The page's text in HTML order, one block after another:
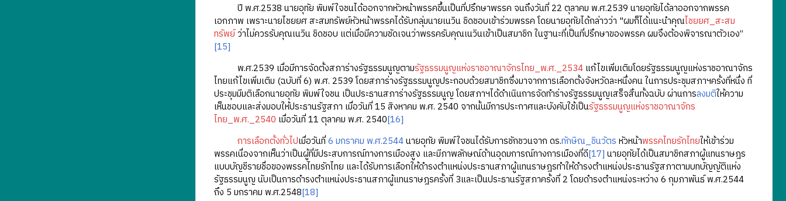
ปี พ.ศ.2538 นายอุทัย พิมพ์ใจชนได้ออกจากหัวหน้าพรรคขึ้นเป็นที่ปรึกษาพรรค จนถึงวันที่ 22 ตุลาคม พ.ศ.2539 นายอุทัยได้ลาออกจากพรรค
เอกภาพ เพราะนายไชยยศ สะสมทรัพย์หัวหน้าพรรคได้รับกลุ่มนายเนวิน ชิดชอบเข้าร่วมพรรค โดยนายอุทัยได้กล่าวว่า "ผมก็ได้แนะนำคุณไชยยศ_สะสม
ทรัพย์ว่าไม่ควรรับคุณเนวิน ชิดชอบ แต่เมื่อมีความชัดเจนว่าพรรครับคุณเนวินเข้าเป็นสมาชิก ในฐานะที่เป็นที่ปรึกษาของพรรค ผมจึงต้องพิจารณาตัวเอง”
[15]
พ.ศ.2539 เมื่อมีการจัดตั้งสภาร่างรัฐธรรมนูญตามรัฐธรรมนูญแห่งราชอาณาจักรไทย_พ.ศ._2534แก้ไขเพิ่มเติมโดยรัฐธรรมนูญแห่งราชอาณาจักร
ไทยแก้ไขเพิ่มเติม (ฉบับที่ 6) พ.ศ. 2539 โดยสภาร่างรัฐธรรมนูญประกอบด้วยสมาชิกซึ่งมาจากการเลือกตั้งจังหวัดละหนึ่งคน ในการประชุมสภาฯครั้งที่หนึ่ง ที่
ประชุมมีมติเลือกนายอุทัย พิมพ์ใจชน เป็นประธานสภาร่างรัฐธรรมนูญ โดยสภาฯได้ดำเนินการจัดทำร่างรัฐธรรมนูญเสร็จสิ้นทั้งฉบับ ผ่านการลงมติให้ความ
เห็นชอบและส่งมอบให้ประธานรัฐสภา เมื่อวันที่ 15 สิงหาคม พ.ศ. 2540 จากนั้นมีการประกาศและบังคับใช้เป็นรัฐธรรมนูญแห่งราชอาณาจักร
ไทย_พ.ศ._2540 เมื่อวันที่ 11 ตุลาคม พ.ศ. 2540[16]
การเลือกตั้งทั่วไปเมื่อวันที่6 มกราคม พ.ศ.2544นายอุทัย พิมพ์ใจชนได้รับการชักชวนจาก ดร.ทักษิณ_ชินวัตร หัวหน้าพรรคไทยรักไทยให้เข้าร่วม
พรรคเนื่องจากเห็นว่าเป็นผู้ที่มีประสบการณ์ทางการเมืองสูง และมีภาพลักษณ์ด้านอุดมการณ์ทางการเมืองที่ดี[17] นายอุทัยได้เป็นสมาชิกสภาผู้แทนราษฎร
แบบบัญชีรายชื่อของพรรคไทยรักไทย และได้รับการเลือกให้ดำรงตำแหน่งประธานสภาผู้แทนราษฎรทำให้ดำรงตำแหน่งประธานรัฐสภาตามบทบัญญัติแห่ง
รัฐธรรมนูญ นับเป็นการดำรงตำแหน่งประธานสภาผู้แทนราษฎรครั้งที่ 3และเป็นประธานรัฐสภาครั้งที่ 2 โดยดำรงตำแหน่งระหว่าง 6 กุมภาพันธ์ พ.ศ.2544
ถึง 5 มกราคม พ.ศ.2548[18]